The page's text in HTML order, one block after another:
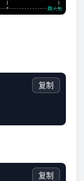
复制
复制